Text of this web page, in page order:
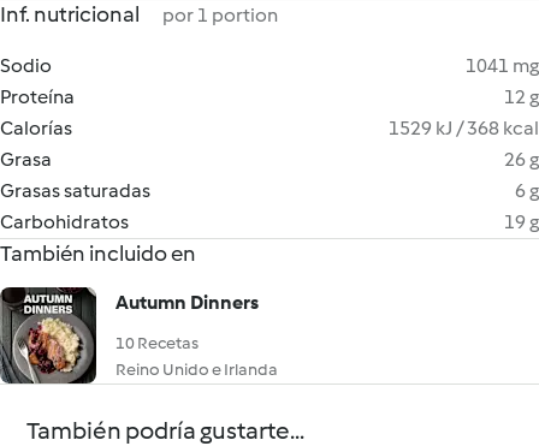
Inf. nutricional por 1 portion
Sodio
1041 mg
Proteína
12 g
Calorías
1529 kJ / 368 kcal
Grasa
26 g
Grasas saturadas
6 g
Carbohidratos
19 g
También incluido en
Autumn Dinners
10 Recetas
Reino Unido e Irlanda
También podría gustarte...